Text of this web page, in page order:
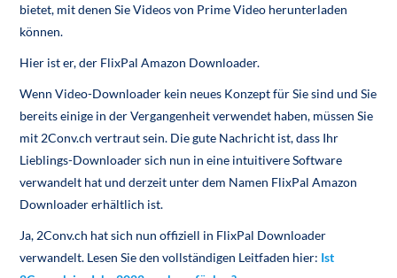
bietet, mit denen Sie Videos von Prime Video herunterladen
können.
Hier ist er, der FlixPal Amazon Downloader.
Wenn Video-Downloader kein neues Konzept für Sie sind und Sie
bereits einige in der Vergangenheit verwendet haben, müssen Sie
mit 2Conv.ch vertraut sein. Die gute Nachricht ist, dass Ihr
Lieblings-Downloader sich nun in eine intuitivere Software
verwandelt hat und derzeit unter dem Namen FlixPal Amazon
Downloader erhältlich ist.
Ja, 2Conv.ch hat sich nun offiziell in FlixPal Downloader
verwandelt. Lesen Sie den vollständigen Leitfaden hier: Ist